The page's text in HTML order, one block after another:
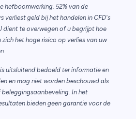
hefboomwerking. 52% van de
verliest geld bij het handelen in CFD's
dient te overwegen of u begrijpt hoe
zich het hoge risico op verlies van uw
uitsluitend bedoeld ter informatie en
en mag niet worden beschouwd als
In het
bieden geen garantie voor de